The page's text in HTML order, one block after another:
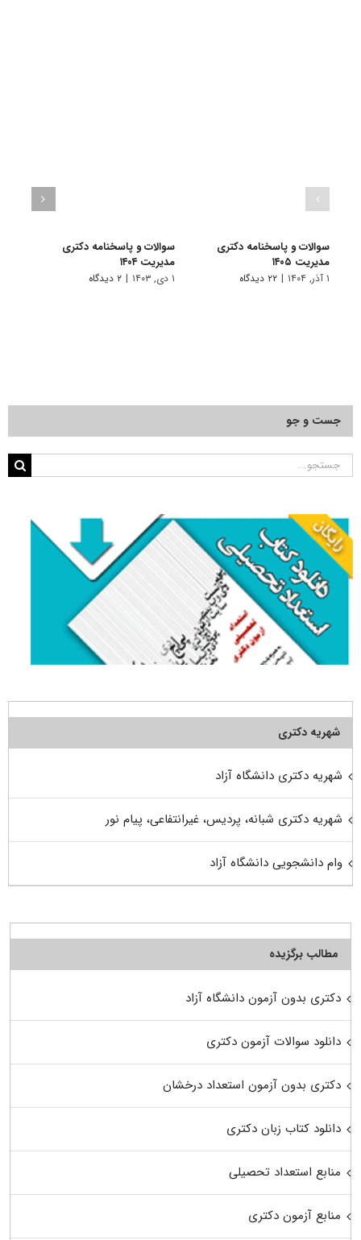
سوالات و پاسخنامه دکتری
مدیریت ۱۴۰۵
۱ آذر, ۱۴۰۴ | ۲۲ دیدگاه
سوالات و پاسخنامه دکتری
مدیریت ۱۴۰۴
۱ دی, ۱۴۰۳ | ۲ دیدگاه
جست و جو
جستجو
شهریه دکتری
شهریه دکتری دانشگاه آزاد
شهریه دکتری شبانه، پردیس، غیرانتفاعی، پیام نور
وام دانشجویی دانشگاه آزاد
مطالب برگزیده
دکتری بدون آزمون دانشگاه آزاد
دانلود سوالات آزمون دکتری
دکتری بدون آزمون استعداد درخشان
دانلود کتاب زبان دکتری
منابع استعداد تحصیلی
منابع آزمون دکتری